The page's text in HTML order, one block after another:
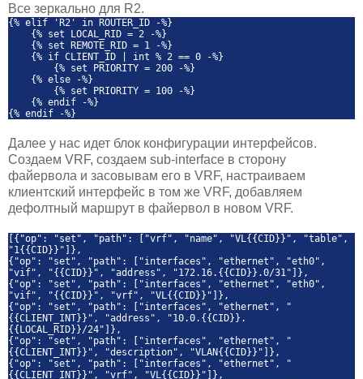
Все зеркально для R2.
{% elif 'R2' in ROUTER_ID -%}
{% set LOCAL_RID = 2 -%}
{% set REMOTE_RID = 1 -%}
{% if CLIENT_ID | int % 2 == 0 -%}
{% set PRIORITY = 200 -%}
{% else -%}
{% set PRIORITY = 100 -%}
{% endif -%}
{% endif -%}
Далее у нас идет блок конфигурации интерфейсов.
Создаем VRF, создаем sub-interface в сторону
файервола и засовывам его в VRF, настраиваем
клиентский интерфейс в том же VRF, добавляем
дефолтный маршрут в файервол в новом VRF.
[{"op": "set", "path": ["vrf", "name", "VL{{CID}}", "table",
"1{{CID}}"]},
{"op": "set", "path": ["interfaces", "ethernet", "eth0",
"vif", "{{CID}}", "address", "172.16.{{CID}}.0/31"]},
{"op": "set", "path": ["interfaces", "ethernet", "eth0",
"vif", "{{CID}}", "vrf", "VL{{CID}}"]},
{"op": "set", "path": ["interfaces", "ethernet", "
{{CLIENT_INT}}", "address", "10.0.{{CID}}.
{{LOCAL_RID}}/24"]},
{"op": "set", "path": ["interfaces", "ethernet", "
{{CLIENT_INT}}", "description", "VLAN{{CID}}"]},
{"op": "set", "path": ["interfaces", "ethernet", "
{{CLIENT_INT}}", "vrf", "VL{{CID}}"]},